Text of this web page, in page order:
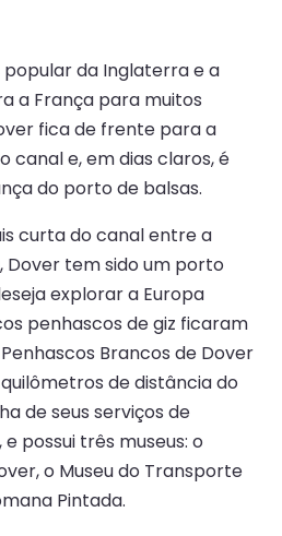
da Inglaterra e a
a França para muitos
fica de frente para a
canal e, em dias claros, é
do porto de balsas.
curta do canal entre a
Dover tem sido um porto
explorar a Europa
penhascos de giz ficaram
Brancos de Dover
de distância do
de seus serviços de
possui três museus: o
o Museu do Transporte
Pintada.